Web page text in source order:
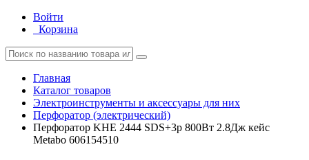
Войти
Корзина
Главная
Каталог товаров
Электроинструменты и аксессуары для них
Перфоратор (электрический)
Перфоратор KHE 2444 SDS+3р 800Вт 2.8Дж кейс
Metabo 606154510